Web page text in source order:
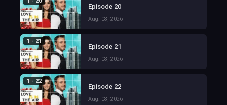
Episode 20
Aug. 08, 2026
1 - 21
Episode 21
Aug. 08, 2026
1 - 22
Episode 22
Aug. 08, 2026